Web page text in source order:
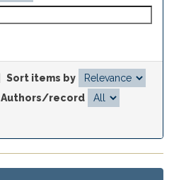
Sort items by
Authors/record